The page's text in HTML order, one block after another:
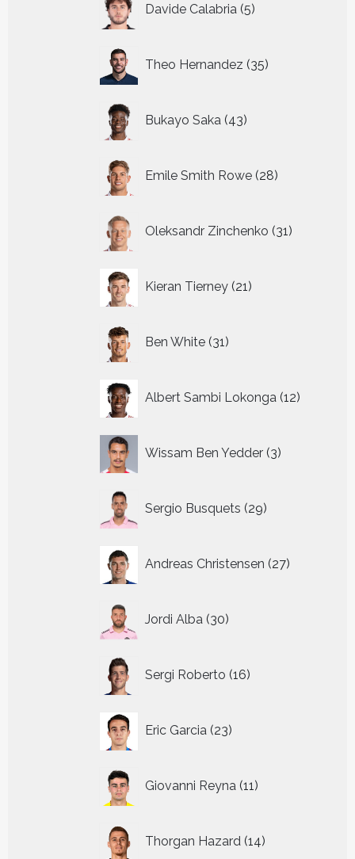
Davide Calabria 5
producten
Theo Hernandez 35
producten
Bukayo Saka 43
producten
Emile Smith Rowe 28
producten
Oleksandr Zinchenko 31
producten
Kieran Tierney 21
producten
Ben White 31
producten
Albert Sambi Lokonga 12
Wissam Ben Yedder 3
producten
Sergio Busquets 29
producten
Andreas Christensen 27
producten
Jordi Alba 30
producten
Sergi Roberto 16
producten
Eric Garcia 23
producten
Giovanni Reyna 11
producten
Thorgan Hazard 14
producten